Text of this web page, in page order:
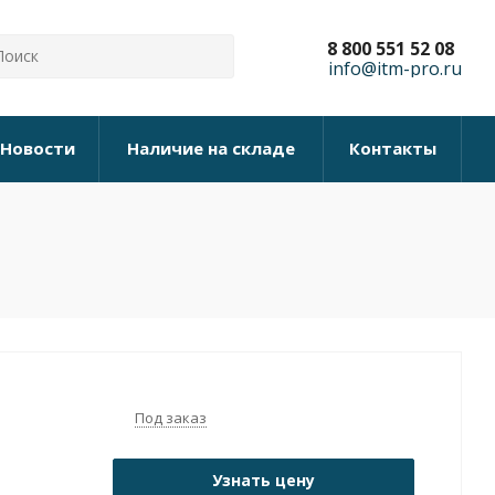
8 800 551 52 08
info@itm-pro.ru
Новости Наличие на складе Контакты
Под заказ
Узнать цену